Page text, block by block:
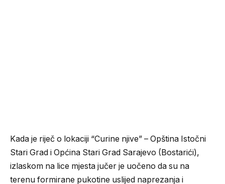
Kada je riječ o lokaciji “Curine njive” – Opština Istočni
Stari Grad i Općina Stari Grad Sarajevo (Bostarići),
izlaskom na lice mjesta jučer je uočeno da su na
terenu formirane pukotine uslijed naprezanja i